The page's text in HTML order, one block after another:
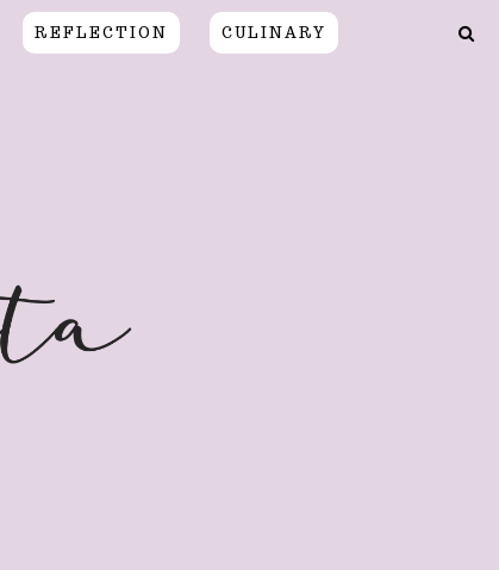
REFLECTION CULINARY